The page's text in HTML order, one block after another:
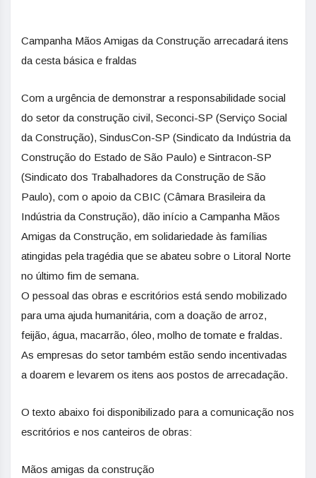
Campanha Mãos Amigas da Construção arrecadará itens
da cesta básica e fraldas
Com a urgência de demonstrar a responsabilidade social
do setor da construção civil, Seconci-SP (Serviço Social
da Construção), SindusCon-SP (Sindicato da Indústria da
Construção do Estado de São Paulo) e Sintracon-SP
(Sindicato dos Trabalhadores da Construção de São
Paulo), com o apoio da CBIC (Câmara Brasileira da
Indústria da Construção), dão início a Campanha Mãos
Amigas da Construção, em solidariedade às famílias
atingidas pela tragédia que se abateu sobre o Litoral Norte
no último fim de semana.
O pessoal das obras e escritórios está sendo mobilizado
para uma ajuda humanitária, com a doação de arroz,
feijão, água, macarrão, óleo, molho de tomate e fraldas.
As empresas do setor também estão sendo incentivadas
a doarem e levarem os itens aos postos de arrecadação.
O texto abaixo foi disponibilizado para a comunicação nos
escritórios e nos canteiros de obras:
Mãos amigas da construção